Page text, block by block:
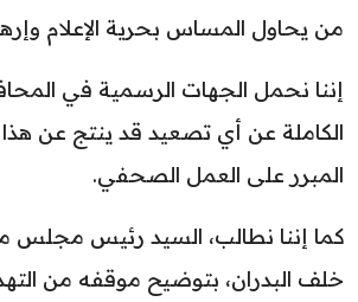
من يحاول المساس بحرية الإعلام
إننا نحمل الجهات الرسمية في
الكاملة عن أي تصعيد قد ينتج عن
المبرر على العمل الصحفي.
كما إننا نطالب، السيد رئيس مجلس
خلف البدران، بتوضيح موقفه من